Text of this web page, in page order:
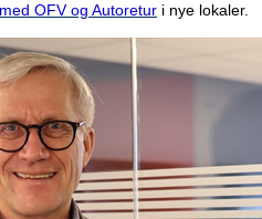
OFV og Autoretur i nye lokaler.